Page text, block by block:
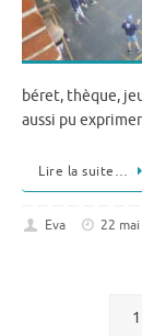
béret, thèque,
aussi pu
Lire la suite…
Eva 22
1